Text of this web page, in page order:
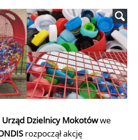
Urząd Dzielnicy Mokotówwe
rozpoczął akcję